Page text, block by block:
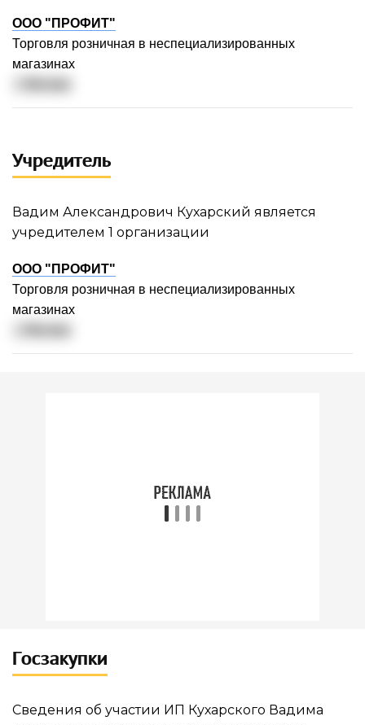
ООО "ПРОФИТ"
Торговля розничная в неспециализированных
магазинах
Учредитель
Вадим Александрович Кухарский является
учредителем 1 организации
ООО "ПРОФИТ"
Торговля розничная в неспециализированных
магазинах
Госзакупки
Сведения об участии ИП Кухарского Вадима